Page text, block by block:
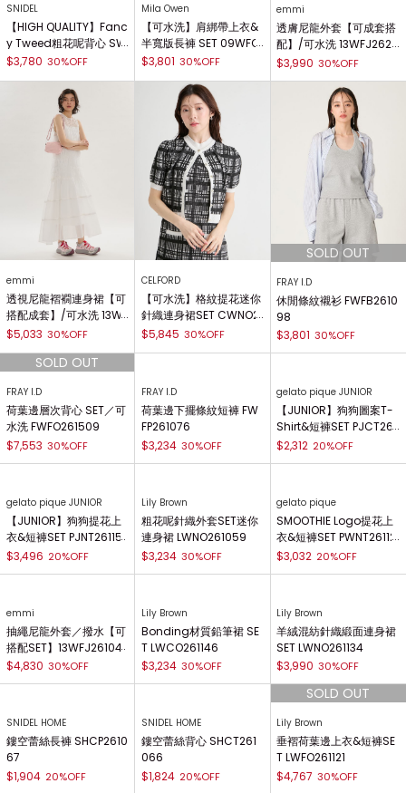
SNIDEL
【HIGH QUALITY】Fanc
y Tweed粗花呢背心 SW
FV262037
$3,780 30%OFF
Mila Owen
【可水洗】肩綁帶上衣&
半寬版長褲 SET 09WFO
262069
$3,801 30%OFF
emmi
透膚尼龍外套【可成套搭
配】/可水洗 13WFJ2620
75
$3,990 30%OFF
emmi
透視尼龍褶襉連身裙【可
搭配成套】/可水洗 13WF
O262076
$5,033 30%OFF
CELFORD
【可水洗】格紋提花迷你
針織連身裙SET CWNO2
62009
$5,845 30%OFF
FRAY I.D
休閒條紋襯衫 FWFB2610
98
$3,801 30%OFF
FRAY I.D
荷葉邊層次背心 SET／可
$7,553
FRAY I.D
荷葉邊下擺條紋短褲 FW
$3,234
gelato pique JUNIOR
【JUNIOR】狗狗圖案T-
Shirt&短褲SET PJCT261
497
$2,312 20%OFF
gelato pique JUNIOR
【JUNIOR】狗狗提花上
$3,496 20%OFF
Lily Brown
粗花呢針織外套SET迷你
$3,234
30%OFF
gelato pique
SMOOTHIE Logo提花上
衣&短褲SET PWNT26112
$3,032 20%OFF
emmi Lily Brown Lily Brown